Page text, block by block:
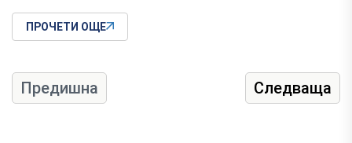
ПРОЧЕТИ ОЩЕ
Предишна Следваща